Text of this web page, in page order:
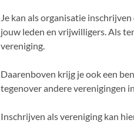
Je kan als organisatie
jouw leden en vrijwilligers. Als
vereniging.
Daarenboven krijg je ook een
tegenover andere verenigingen
Inschrijven als vereniging kan